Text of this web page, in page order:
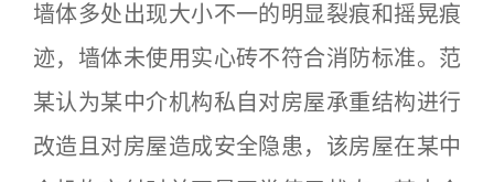
墙体多处出现大小不一的明显裂痕和摇晃痕
迹，墙体未使用实心砖不符合消防标准。范
某认为某中介机构私自对房屋承重结构进行
改造且对房屋造成安全隐患，该房屋在某中